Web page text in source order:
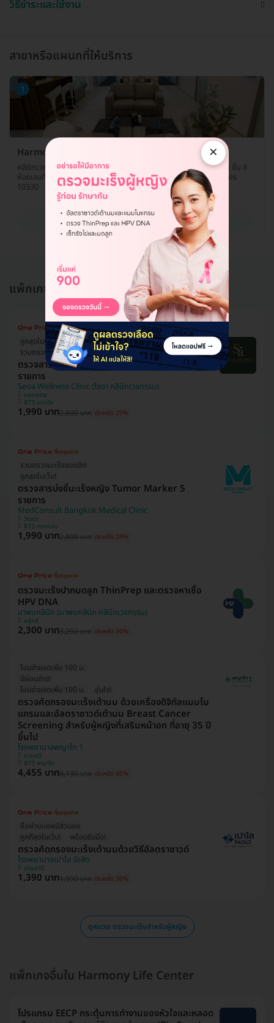
วิธีชำระและใช้งาน
สาขาหรือแผนกที่ให้บริการ
1
Harmony Life Center สาขาเซ็นทรัลเวิลด์
คลินิกเวชกรรมไบโอเซลล์ เลขที่ 4, 4/1-2, 4/4 ศูนย์การค้าเซ็นทรัลเวิลด์ ชั้น 8
ห้องเลขที่ D801 ถ. ราชดำริห์ แขวงปทุมวัน เขตปทุมวัน กรุงเทพมหานคร
10330
ดูรายละเอียด
แพ็กเกจอื่นใน ตรวจมะเร็งสำหรับผู้หญิง
ถูกสุดในเว็บ!
รวมตรวจมะเร็งยอดฮิต
ตรวจสารบ่งชี้มะเร็งหญิง Tumor Marker 5
รายการ
Seoa Wellness Clinic (โซอา คลินิกเวชกรรม)
คลองเตย
BTS เอกมัย
1,990 บาท2,800 บาท ประหยัด 29%
รวมตรวจมะเร็งยอดฮิต
ถูกสุดในเว็บ!
ตรวจสารบ่งชี้มะเร็งหญิง Tumor Marker 5
รายการ
MedConsult Bangkok Medical Clinic
วัฒนา
BTS ทองหล่อ
1,990 บาท2,800 บาท ประหยัด 29%
ตรวจมะเร็งปากมดลูก ThinPrep และตรวจหาเชื้อ
HPV DNA
มาพบคลินิก (มาพบคลินิก คลินิกเวชกรรม)
หลักสี่
2,300 บาท3,290 บาท ประหยัด 30%
โอนจ่ายลดเพิ่ม 100 บ.
มีผ่อนจ่าย!
โอนจ่ายลดเพิ่ม 100 บ.
อุ่นใจ!
ตรวจคัดกรองมะเร็งเต้านม ด้วยเครื่องดิจิทัลแมมโม
แกรมและอัลตราซาวด์เต้านม Breast Cancer
Screening สำหรับผู้หญิงที่เสริมหน้าอก ที่อายุ 35 ปี
ขึ้นไป
โรงพยาบาลพญาไท 1
ราชเทวี
BTS พญาไท
4,455 บาท8,130 บาท ประหยัด 45%
ซื้อผ่านเเอพมีส่วนลด
ถูกที่สุดในเว็บ!
พร้อมรับมือ!
ตรวจคัดกรองมะเร็งเต้านมด้วยวิธีอัลตราซาวด์
โรงพยาบาลเปาโล รังสิต
ปทุมธานี
1,390 บาท1,990 บาท ประหยัด 30%
ดูหมวด ตรวจมะเร็งสำหรับผู้หญิง
แพ็กเกจอื่นใน Harmony Life Center
โปรแกรม EECP กระตุ้นการทำงานของหัวใจและหลอด
×